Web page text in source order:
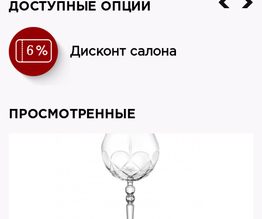
ДОСТУПНЫЕ ОПЦИИ
Дисконт салона
ПРОСМОТРЕННЫЕ